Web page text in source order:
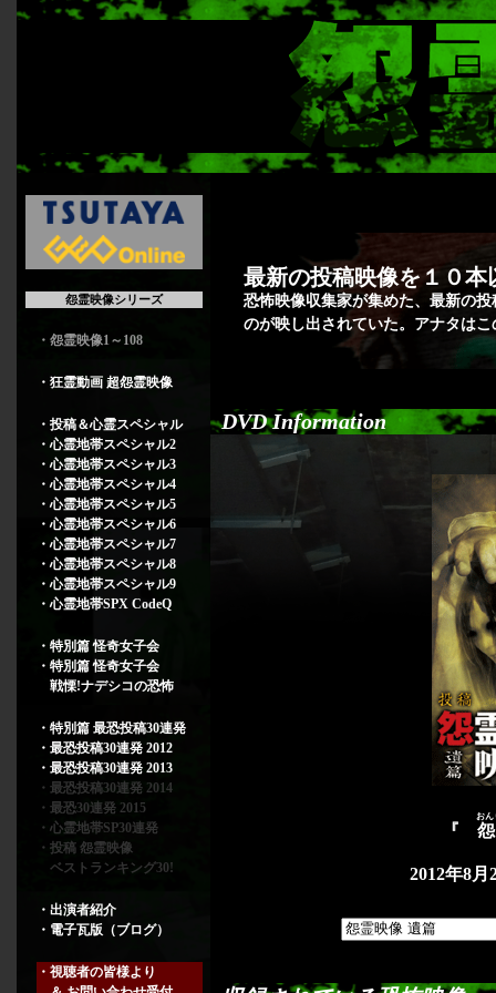
怨霊映像シリーズ
・怨霊映像1～108
・狂霊動画 超怨霊映像
・投稿＆心霊スペシャル
・心霊地帯スペシャル2
・心霊地帯スペシャル3
・心霊地帯スペシャル4
・心霊地帯スペシャル5
・心霊地帯スペシャル6
・心霊地帯スペシャル7
・心霊地帯スペシャル8
・心霊地帯スペシャル9
・心霊地帯SPX CodeQ
・特別篇 怪奇女子会
・特別篇 怪奇女子会
戦慄!ナデシコの恐怖
・特別篇 最恐投稿30連発
・最恐投稿30連発 2012
・最恐投稿30連発 2013
・最恐投稿30連発 2014
・最恐30連発 2015
・心霊地帯SP30連発
・投稿 怨霊映像
ベストランキング30!
・出演者紹介
・電子瓦版（ブログ）
・視聴者の皆様より
最新の投稿映像を１０本
恐怖映像収集家が集めた、最新の
のが映し出されていた。アナタは
DVD Information
『
おん
2012年8